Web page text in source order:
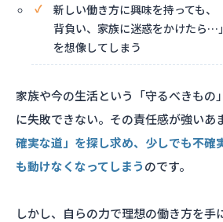
新しい働き方に興味を持っても、
背負い、家族に迷惑をかけたら…
を想像してしまう
家族や今の生活という「守るべきもの
に失敗できない。その責任感が強いあ
確実な道」を探し求め、少しでも不確
も動けなくなってしまうのです。
しかし、自らの力で理想の働き方を